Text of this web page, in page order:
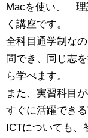
Macを使い、「
く講座です。
全科目通学制な
問でき、同じ志
ら学べます。
また、実習科目
すぐに活躍でき
ICTについても、